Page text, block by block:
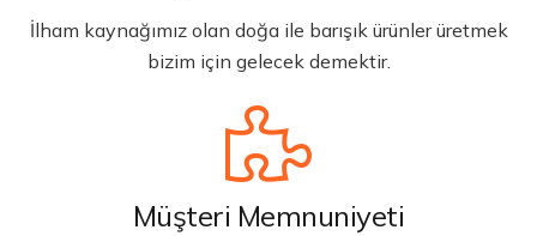
İlham kaynağımız olan doğa ile barışık ürünler üretmek
bizim için gelecek demektir.
Müşteri Memnuniyeti